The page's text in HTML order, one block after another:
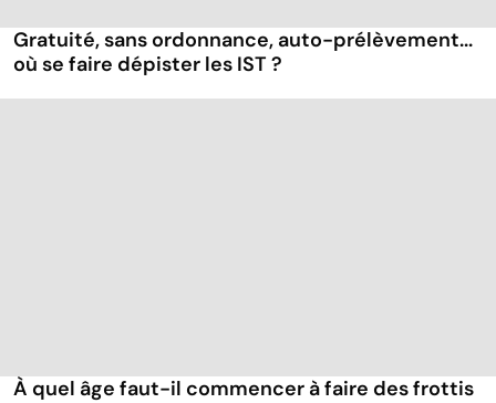
Gratuité, sans ordonnance, auto-prélèvement...
où se faire dépister les IST ?
À quel âge faut-il commencer à faire des frottis